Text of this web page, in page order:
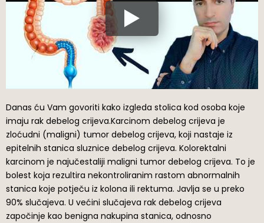
Danas ću Vam govoriti kako izgleda stolica kod osoba koje
imaju rak debelog crijeva.Karcinom debelog crijeva je
zloćudni (maligni) tumor debelog crijeva, koji nastaje iz
epitelnih stanica sluznice debelog crijeva. Kolorektalni
karcinom je najučestaliji maligni tumor debelog crijeva. To je
bolest koja rezultira nekontroliranim rastom abnormalnih
stanica koje potječu iz kolona ili rektuma. Javlja se u preko
90% slučajeva. U većini slučajeva rak debelog crijeva
započinje kao benigna nakupina stanica, odnosno